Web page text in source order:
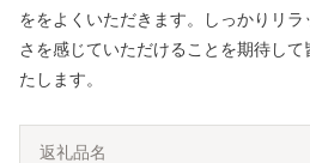
ををよくいただきます。しっかりリ
さを感じていただけることを期待し
たします。
返礼品名